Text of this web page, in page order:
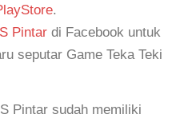
.
Pintar di Facebook untuk
seputar Game Teka Teki
Pintar sudah memiliki